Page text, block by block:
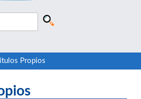
Propios